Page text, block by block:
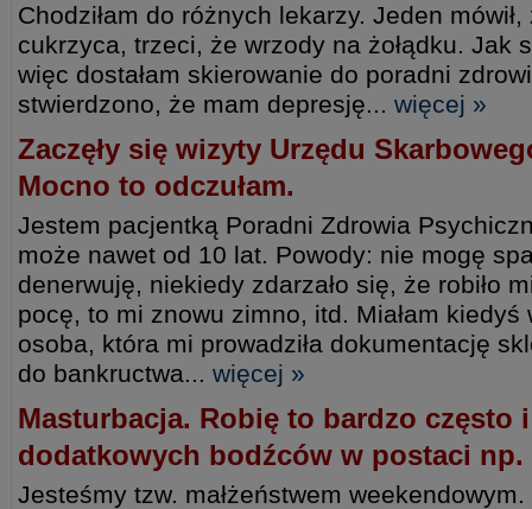
Chodziłam do różnych lekarzy. Jeden
cukrzyca, trzeci, że wrzody na żołądku. Jak
więc dostałam skierowanie do poradni
stwierdzono, że mam depresję... więcej »
Zaczęły się wizyty Urzędu
Mocno to odczułam.
Jestem pacjentką Poradni Zdrowia
może nawet od 10 lat. Powody: nie mogę
denerwuję, niekiedy zdarzało się, że robiło
pocę, to mi znowu zimno, itd. Miałam kiedyś
osoba, która mi prowadziła dokumentację
do bankructwa... więcej »
Masturbacja. Robię to bardzo często
dodatkowych bodźców w postaci
Jesteśmy tzw. małżeństwem